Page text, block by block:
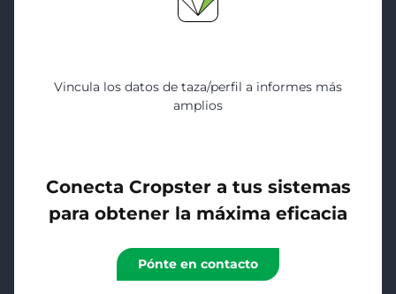
Vincula los datos de taza/perfil a informes más
amplios
Conecta Cropster a tus sistemas
para obtener la máxima eficacia
Pónte en contacto